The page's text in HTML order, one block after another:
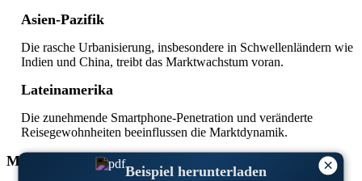
×
Beispiel herunterladen
Asien-Pazifik
Die rasche Urbanisierung, insbesondere in Schwellenländern wie
Indien und China, treibt das Marktwachstum voran.
Lateinamerika
Die zunehmende Smartphone-Penetration und veränderte
Reisegewohnheiten beeinflussen die Marktdynamik.
MARKTPROJEKTION